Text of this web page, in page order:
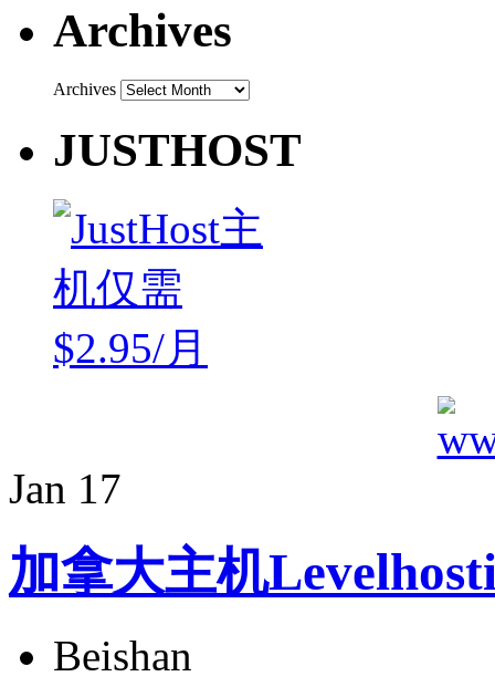
Archives
Archives
JUSTHOST
Jan 17
加拿大主机
Beishan